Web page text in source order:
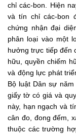
chỉ các-bon. Hiện
và tín chỉ các-bon
chứng nhận đại
phân loại vào một
hưởng trực tiếp đến
hữu, quyền chiếm
và động lực phát
Bộ luật Dân sự năm
giấy tờ có giá và
này, hạn ngạch và
cân đo, đong đếm,
thuộc các trường